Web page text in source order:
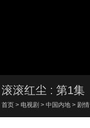
滚滚红尘 : 第1集
首页 > 电视剧 > 中国内地 > 剧情